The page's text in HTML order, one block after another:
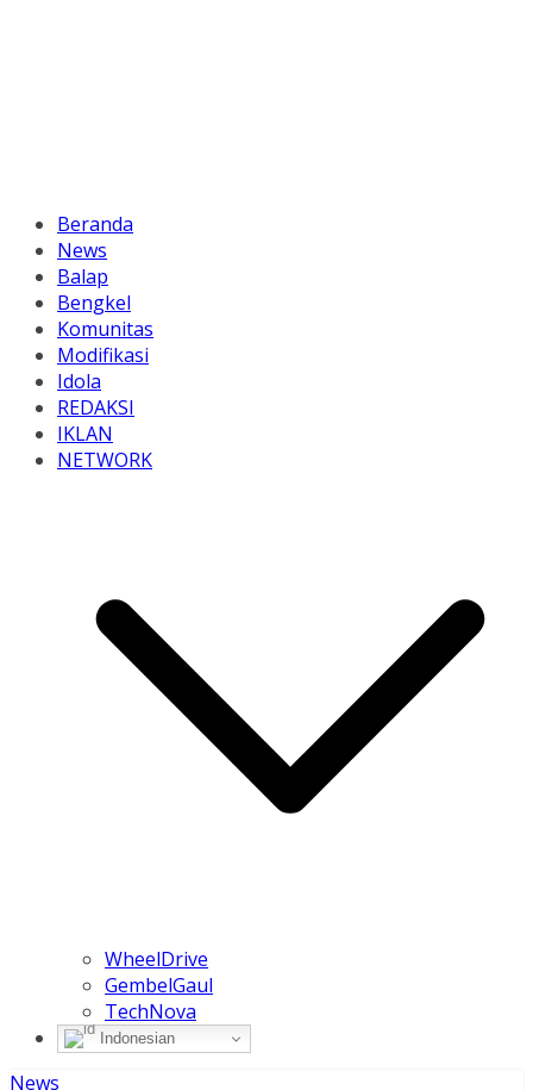
Beranda
News
Balap
Bengkel
Komunitas
Modifikasi
Idola
REDAKSI
IKLAN
NETWORK
WheelDrive
GembelGaul
TechNova
Indonesian
News